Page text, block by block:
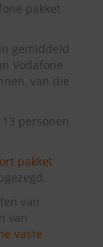
pakket
gemiddeld
Vodafone
van die
personen
pakket
van
van
vaste